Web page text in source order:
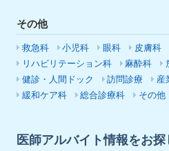
その他
救急科 小児科 眼科 皮膚科
リハビリテーション科
麻酔科
健診・人間ドック
訪問診療 産
緩和ケア科
総合診療科 その他
医師アルバイト情報をお探